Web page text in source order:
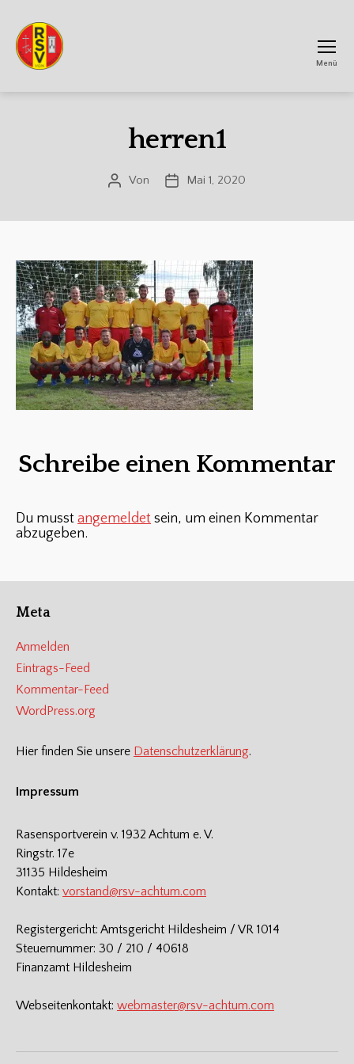
Menü
herren1
Beitragsautor
Von Veröffentlichungsdatum
Mai 1, 2020
Schreibe einen Kommentar
Du musst angemeldet sein, um einen Kommentar
abzugeben.
Meta
Anmelden
Eintrags-Feed
Kommentar-Feed
WordPress.org
Hier finden Sie unsere Datenschutzerklärung.
Impressum
Rasensportverein v. 1932 Achtum e. V.
Ringstr. 17e
31135 Hildesheim
Kontakt: vorstand@rsv-achtum.com
Registergericht: Amtsgericht Hildesheim / VR 1014
Steuernummer: 30 / 210 / 40618
Finanzamt Hildesheim
Webseitenkontakt: webmaster@rsv-achtum.com